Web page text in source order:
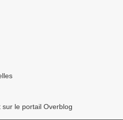
le portail Overblog